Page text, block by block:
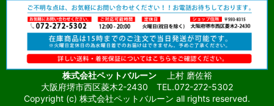
株式会社ペットバルーン
上村 磨佐裕
大阪府堺市西区菱木2-2430 TEL.072-272-5302
Copyright (c) 株式会社ペットバルーン all rights reserved.